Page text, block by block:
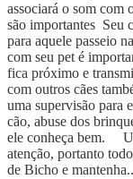
associará o som
são importantes Seu
para aquele passeio
com seu pet é
fica próximo e
com outros cães
uma supervisão para
cão, abuse dos
ele conheça bem.
atenção, portanto
de Bicho e